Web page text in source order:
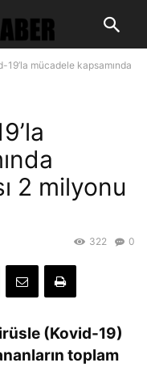
19’la mücadele kapsamında
2 milyonu
0
322
(Kovid-19)
toplam